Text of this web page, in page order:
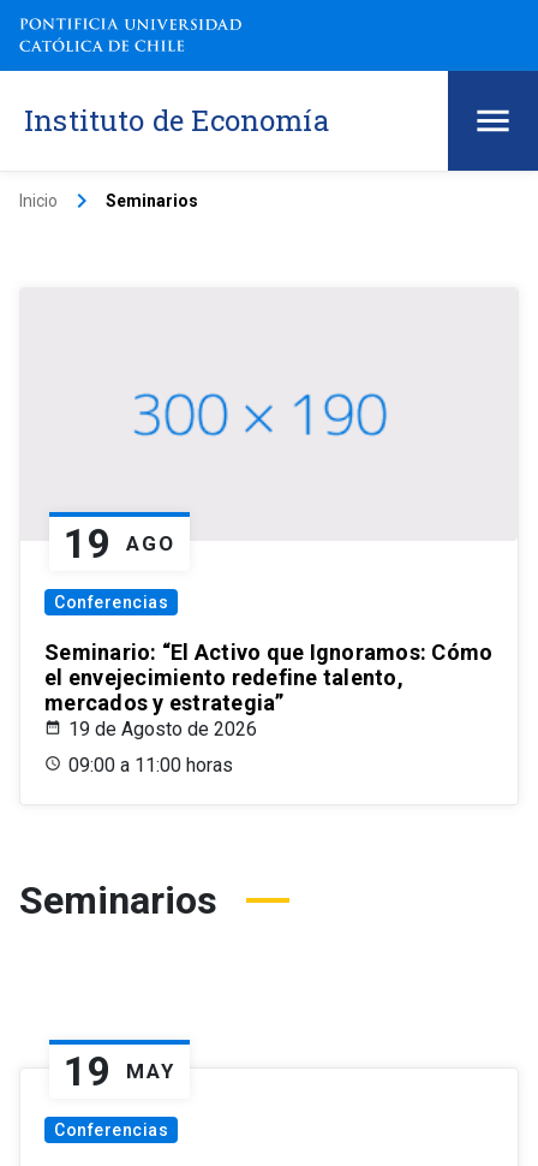
Instituto de Economía
Inicio keyboard_arrow_right Seminarios
19 AGO
Conferencias
Seminario: “El Activo que Ignoramos: Cómo
el envejecimiento redefine talento,
mercados y estrategia”
19 de Agosto de 2026
09:00 a 11:00 horas
Seminarios
19 MAY
Conferencias